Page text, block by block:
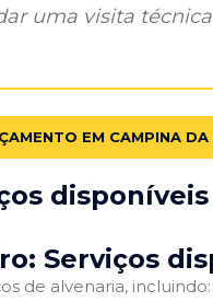
uma visita
EM CAMPINA
Serviços
de alvenaria, incluindo: